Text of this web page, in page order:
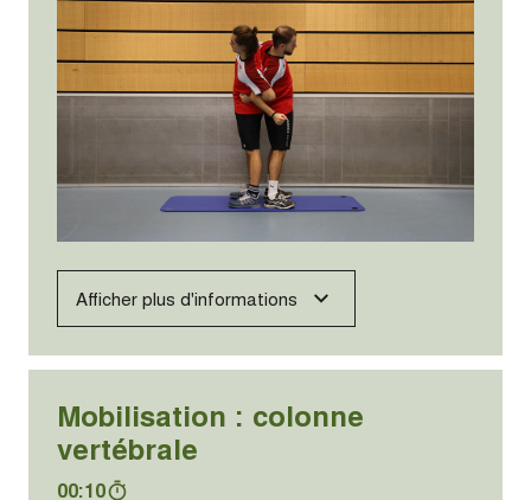
Afficher plus d'informations
Mobilisation : colonne
vertébrale
00:10